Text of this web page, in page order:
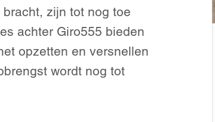
bracht, zijn tot nog toe
achter Giro555 bieden
opzetten en versnellen
wordt nog tot